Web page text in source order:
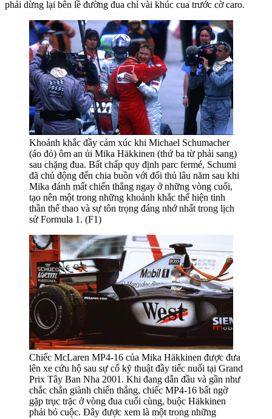
phải dừng lại bên lề đường đua chỉ vài khúc cua trước cờ caro.
Khoảnh khắc đầy cảm xúc khi Michael Schumacher
(áo đỏ) ôm an ủi Mika Häkkinen (thứ ba từ phải sang)
sau chặng đua. Bất chấp quy định parc fermé, Schumi
đã chủ động đến chia buồn với đối thủ lâu năm sau khi
Mika đánh mất chiến thắng ngay ở những vòng cuối,
tạo nên một trong những khoảnh khắc thể hiện tinh
thần thể thao và sự tôn trọng đáng nhớ nhất trong lịch
sử Formula 1. (F1)
Chiếc McLaren MP4-16 của Mika Häkkinen được đưa
lên xe cứu hộ sau sự cố kỹ thuật đầy tiếc nuối tại Grand
Prix Tây Ban Nha 2001. Khi đang dẫn đầu và gần như
chắc chắn giành chiến thắng, chiếc MP4-16 bất ngờ
gặp trục trặc ở vòng đua cuối cùng, buộc Häkkinen
phải bỏ cuộc. Đây được xem là một trong những